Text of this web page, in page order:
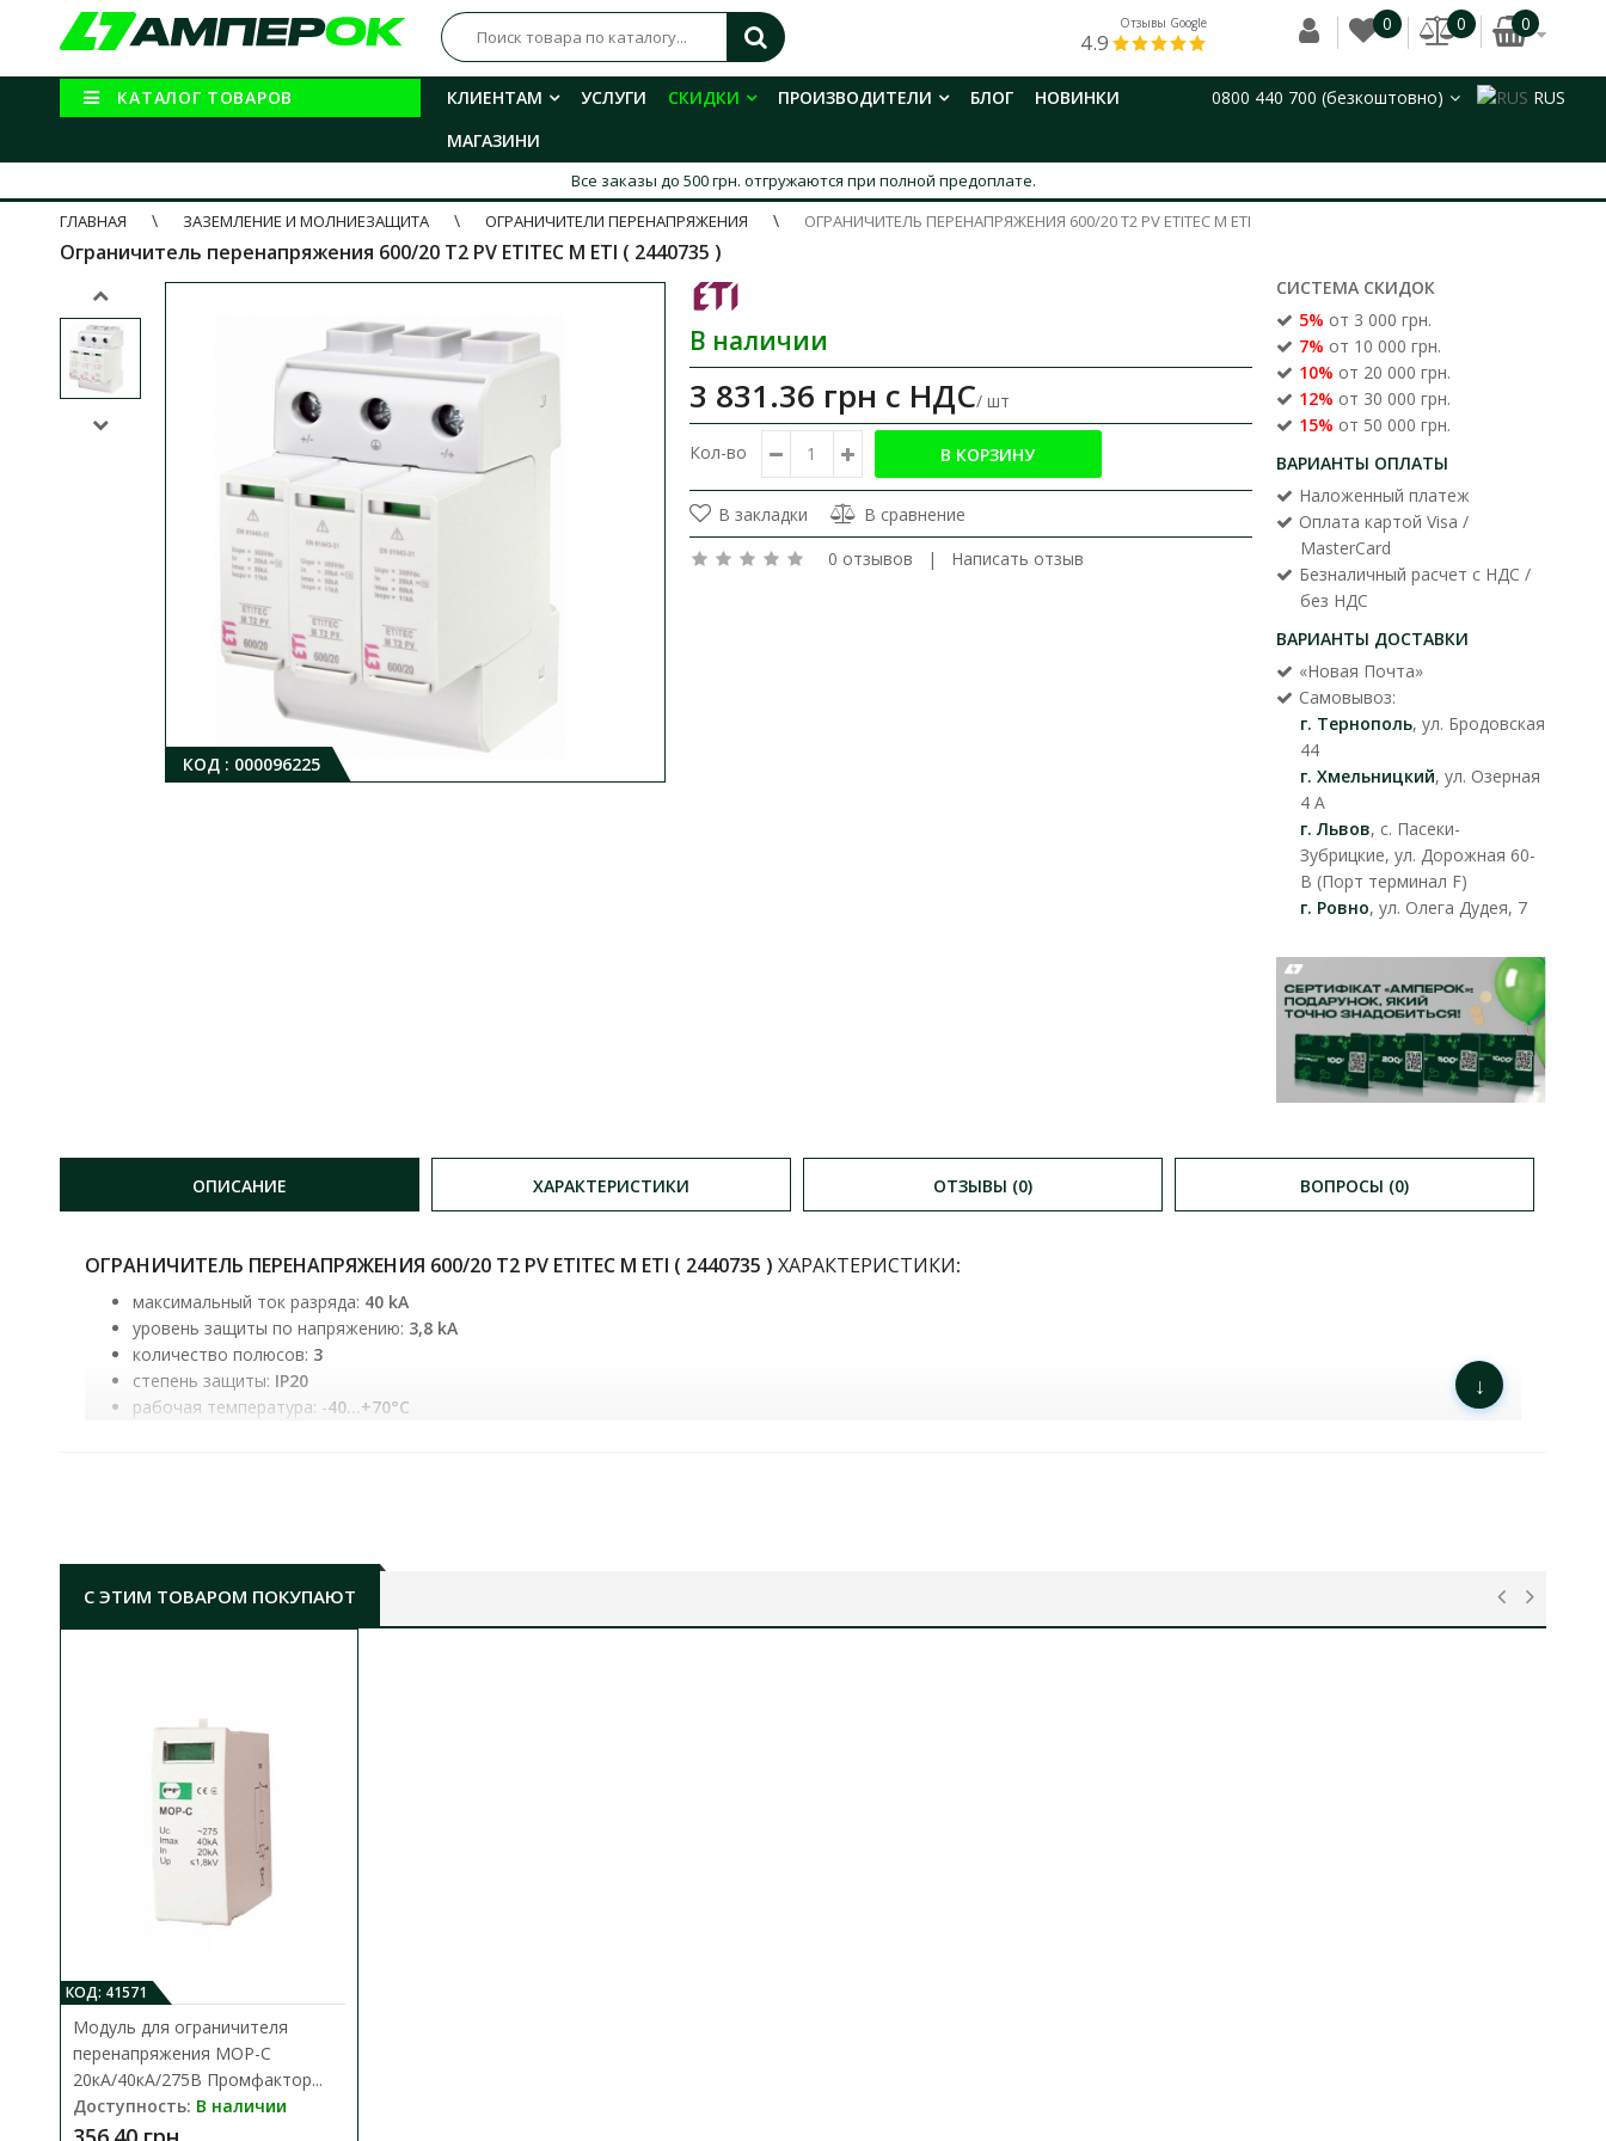
Отзывы Google
4.9
0 0 0
КАТАЛОГ ТОВАРОВ КЛИЕНТАМ УСЛУГИ СКИДКИ ПРОИЗВОДИТЕЛИ БЛОГ
НОВИНКИ
МАГАЗИНИ
0800 440 700 (безкоштовно) RUS
Все заказы до 500 грн. отгружаются при полной предоплате.
ГЛАВНАЯ
ЗАЗЕМЛЕНИЕ И МОЛНИЕЗАЩИТА ОГРАНИЧИТЕЛИ ПЕРЕНАПРЯЖЕНИЯ ОГРАНИЧИТЕЛЬ ПЕРЕНАПРЯЖЕНИЯ 600/20 T2 PV ЕТІTEC M ЕТІ
Ограничитель перенапряжения 600/20 T2 PV ЕТІTEC M ЕТІ ( 2440735 )​
КОД : 000096225
В наличии
3 831.36 грн с НДС/ шт
Кол-во
В закладки
В сравнение
0 отзывов | Написать отзыв
СИСТЕМА СКИДОК
5% от 3 000 грн.
7% от 10 000 грн.
10% от 20 000 грн.
12% от 30 000 грн.
15% от 50 000 грн.
ВАРИАНТЫ ОПЛАТЫ
Наложенный платеж
Оплата картой Visa /
MasterCard
Безналичный расчет с НДС /
без НДС
ВАРИАНТЫ ДОСТАВКИ
«Новая Почта»
Самовывоз:
г. Тернополь, ул. Бродовская
44
г. Хмельницкий, ул. Озерная
4 А
г. Львов, с. Пасеки-
Зубрицкие, ул. Дорожная 60-
В (Порт терминал F)
г. Ровно, ул. Олега Дудея, 7
ОПИСАНИЕ ХАРАКТЕРИСТИКИ ОТЗЫВЫ (0) ВОПРОСЫ (0)
ОГРАНИЧИТЕЛЬ ПЕРЕНАПРЯЖЕНИЯ 600/20 T2 PV ЕТІTEC M ЕТІ ( 2440735 )​ ХАРАКТЕРИСТИКИ:
максимальный ток разряда: 40 kA
уровень защиты по напряжению: 3,8 kA
количество полюсов: 3
степень защиты: IP20
рабочая температура: -40...+70°C
↓
С ЭТИМ ТОВАРОМ ПОКУПАЮТ
КОД: 41571
Модуль для ограничителя
перенапряжения MOP-C
20кА/40кА/275В Промфактор...
Доступность: В наличии